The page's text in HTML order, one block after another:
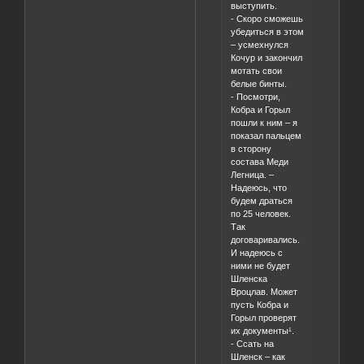
выступить.
- Скоро сможешь
убедиться в этом
– усмехнулся
Кочур и закончил
мотать свои
белые бинты.
- Посмотри,
Кобра и Горыл
пошли к ним – я
показал пальцем
в сторону
состава Меди
Легница. –
Надеюсь, что
будем драться
по 25 человек.
Так
договаривались.
И надеюсь с
ними не будет
Шленска
Вроцлав. Может
пусть Кобра и
Горыл проверят
их документы¹.
- Ссать на
Шленск – как